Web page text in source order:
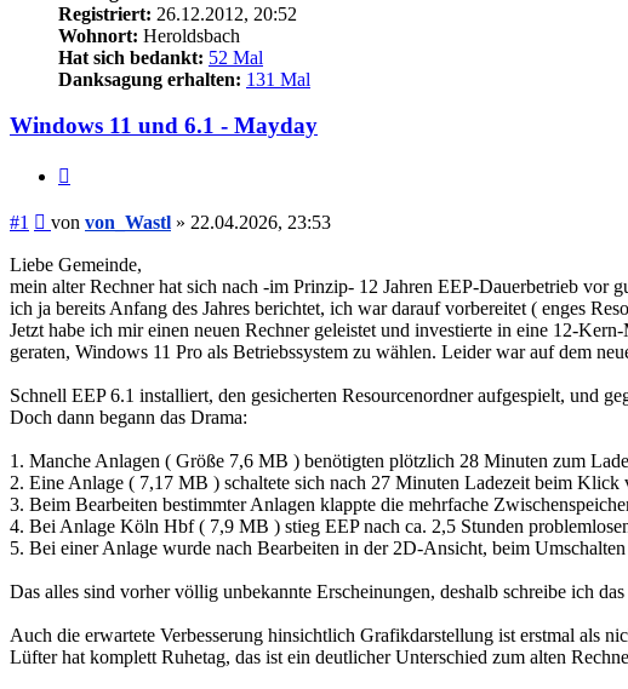
Registriert: 26.12.2012, 20:52
Wohnort: Heroldsbach
Hat sich bedankt: 52 Mal
Danksagung erhalten: 131 Mal
Windows 11 und 6.1 - Mayday
#1 Beitrag
von von_Wastl » 22.04.2026, 23:53
Liebe Gemeinde,
mein alter Rechner hat sich nach -im Prinzip- 12 Jahren EEP-Dauerbetrieb vor
ich ja bereits Anfang des Jahres berichtet, ich war darauf vorbereitet ( enges
Jetzt habe ich mir einen neuen Rechner geleistet und investierte in eine 12-
geraten, Windows 11 Pro als Betriebssystem zu wählen. Leider war auf dem
Schnell EEP 6.1 installiert, den gesicherten Resourcenordner aufgespielt, und
Doch dann begann das Drama:
1. Manche Anlagen ( Größe 7,6 MB ) benötigten plötzlich 28 Minuten zum
2. Eine Anlage ( 7,17 MB ) schaltete sich nach 27 Minuten Ladezeit beim
3. Beim Bearbeiten bestimmter Anlagen klappte die mehrfache
4. Bei Anlage Köln Hbf ( 7,9 MB ) stieg EEP nach ca. 2,5 Stunden
5. Bei einer Anlage wurde nach Bearbeiten in der 2D-Ansicht, beim
Das alles sind vorher völlig unbekannte Erscheinungen, deshalb schreibe ich
Auch die erwartete Verbesserung hinsichtlich Grafikdarstellung ist erstmal als
Lüfter hat komplett Ruhetag, das ist ein deutlicher Unterschied zum alten